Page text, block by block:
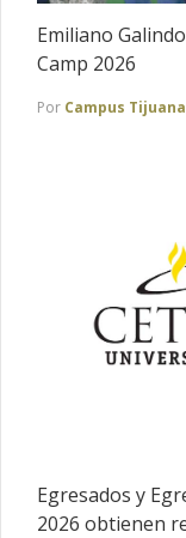
Emiliano
Camp 2026
Por Campus Tijuana
Egresados y
2026 obtienen